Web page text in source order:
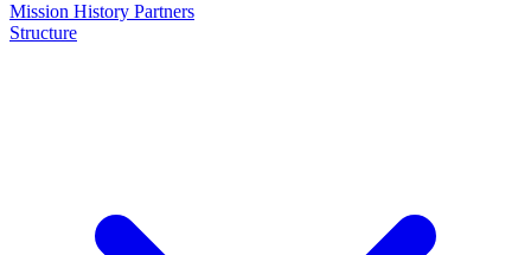
Mission History Partners
Structure